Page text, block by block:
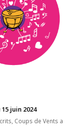
juin 2024
Coups de Vents a